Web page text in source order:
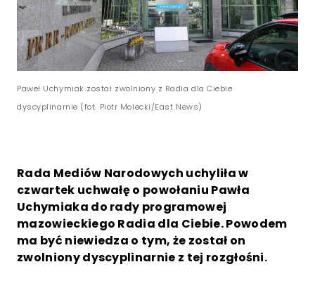
Paweł Uchymiak został zwolniony z Radia dla Ciebie
dyscyplinarnie (fot. Piotr Molecki/East News)
Rada Mediów Narodowych uchyliła w
czwartek uchwałę o powołaniu Pawła
Uchymiaka do rady programowej
mazowieckiego Radia dla Ciebie. Powodem
ma być niewiedza o tym, że został on
zwolniony dyscyplinarnie z tej rozgłośni.